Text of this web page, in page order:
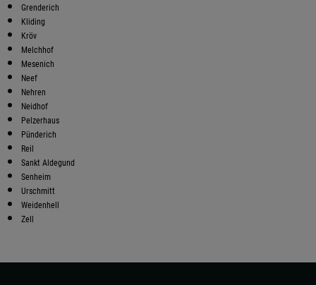
Grenderich
Kliding
Kröv
Melchhof
Mesenich
Neef
Nehren
Neidhof
Pelzerhaus
Pünderich
Reil
Sankt Aldegund
Senheim
Urschmitt
Weidenhell
Zell